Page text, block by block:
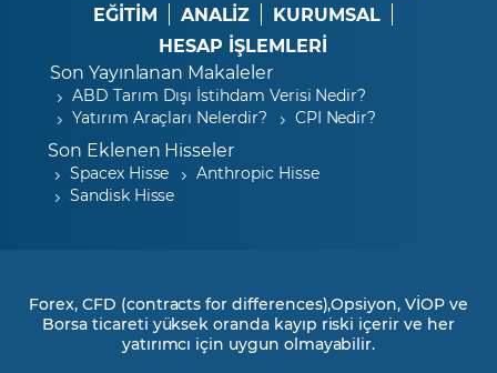
EĞİTİM
ANALİZ
KURUMSAL
HESAP İŞLEMLERİ
Son Yayınlanan Makaleler
ABD Tarım Dışı İstihdam Verisi Nedir?
Yatırım Araçları Nelerdir?
CPI Nedir?
Son Eklenen Hisseler
Spacex Hisse
Anthropic Hisse
Sandisk Hisse
Forex, CFD (contracts for differences),Opsiyon, VİOP ve
Borsa ticareti yüksek oranda kayıp riski içerir ve her
yatırımcı için uygun olmayabilir.